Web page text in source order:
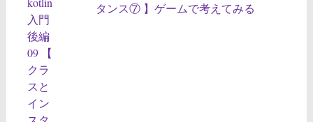
タンス⑦ 】ゲームで考えてみる